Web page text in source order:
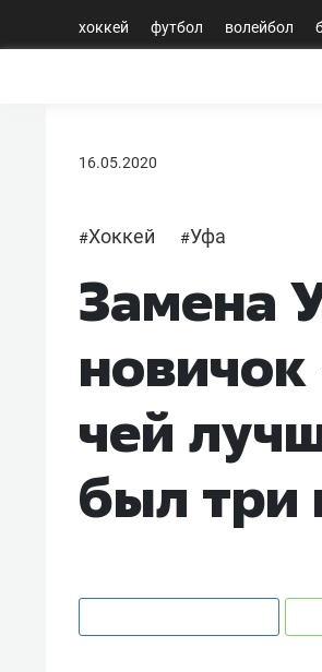
хоккей футбол волейбол
16.05.2020
#Хоккей #Уфа
Замена
чей
был три